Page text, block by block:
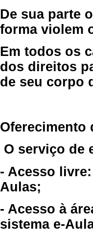
De sua parte
forma violem
Em todos os
dos direitos
de seu corpo
Oferecimento
O serviço de
- Acesso
Aulas;
- Acesso à
sistema e-